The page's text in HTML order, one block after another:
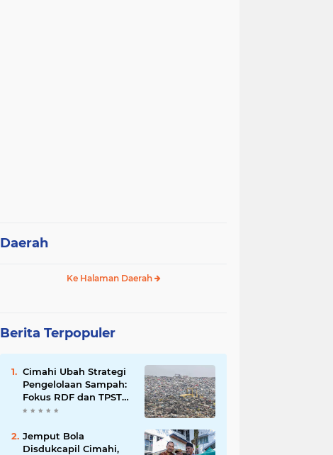
Daerah
Ke Halaman Daerah
Berita Terpopuler
Cimahi Ubah Strategi
Pengelolaan Sampah:
Fokus RDF dan TPST
untuk Kurangi
Jemput Bola
Disdukcapil Cimahi,